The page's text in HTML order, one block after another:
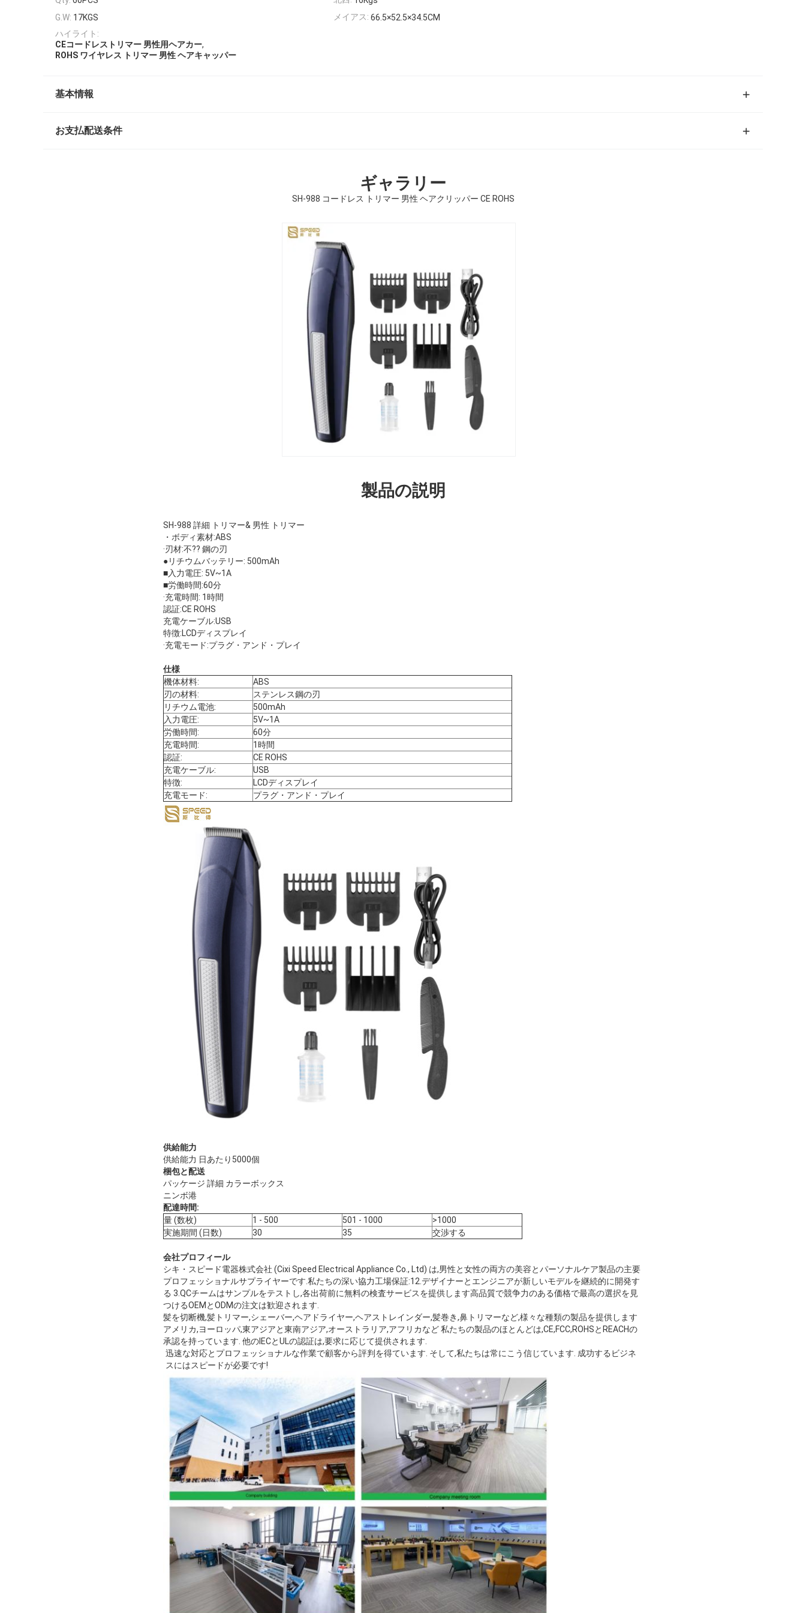
G.W: 17KGS メイアス: 66.5×52.5×34.5CM
ハイライト:
CEコードレストリマー 男性用ヘアカー,
ROHS ワイヤレス トリマー 男性 ヘアキャッパー
基本情報
お支払配送条件
ギャラリー
SH-988 コードレス トリマー 男性 ヘアクリッパー CE ROHS
製品の説明
SH-988 詳細 トリマー& 男性 トリマー
・ボディ素材:ABS
·刃材:不?? 鋼の刃
●リチウムバッテリー: 500mAh
■入力電圧: 5V~1A
■労働時間:60分
·充電時間: 1時間
認証:CE ROHS
充電ケーブル:USB
特徴:LCDディスプレイ
·充電モード:プラグ・アンド・プレイ
仕様
機体材料:
ABS
刃の材料:
ステンレス鋼の刃
リチウム電池:
500mAh
入力電圧:
5V~1A
労働時間:
60分
充電時間:
1時間
認証:
CE ROHS
充電ケーブル:
USB
特徴:
LCDディスプレイ
充電モード:
プラグ・アンド・プレイ
供給能力
供給能力 日あたり5000個
梱包と配送
パッケージ 詳細 カラーボックス
ニンボ港
配達時間:
量 (数枚)
1 - 500 501 - 1000
>1000
実施期間 (日数)
30 35 交渉する
会社プロフィール
シキ・スピード電器株式会社 (Cixi Speed Electrical Appliance Co., Ltd) は,男性と女性の両方の美容とパーソナルケア製品の主要
プロフェッショナルサプライヤーです.私たちの深い協力工場保証:12.デザイナーとエンジニアが新しいモデルを継続的に開発す
る 3.QCチームはサンプルをテストし,各出荷前に無料の検査サービスを提供します高品質で競争力のある価格で最高の選択を見
つけるOEMとODMの注文は歓迎されます.
髪を切断機,髪トリマー,シェーバー,ヘアドライヤー,ヘアストレインダー,髪巻き,鼻トリマーなど,様々な種類の製品を提供します
アメリカ,ヨーロッパ,東アジアと東南アジア,オーストラリア,アフリカなど 私たちの製品のほとんどは,CE,FCC,ROHSとREACHの
承認を持っています. 他のIECとULの認証は,要求に応じて提供されます.
迅速な対応とプロフェッショナルな作業で顧客から評判を得ています. そして,私たちは常にこう信じています. 成功するビジネ
スにはスピードが必要です!